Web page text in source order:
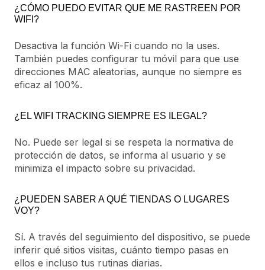
¿CÓMO PUEDO EVITAR QUE ME RASTREEN POR
WIFI?
Desactiva la función Wi-Fi cuando no la uses.
También puedes configurar tu móvil para que use
direcciones MAC aleatorias, aunque no siempre es
eficaz al 100%.
¿EL WIFI TRACKING SIEMPRE ES ILEGAL?
No. Puede ser legal si se respeta la normativa de
protección de datos, se informa al usuario y se
minimiza el impacto sobre su privacidad.
¿PUEDEN SABER A QUÉ TIENDAS O LUGARES
VOY?
Sí. A través del seguimiento del dispositivo, se puede
inferir qué sitios visitas, cuánto tiempo pasas en
ellos e incluso tus rutinas diarias.